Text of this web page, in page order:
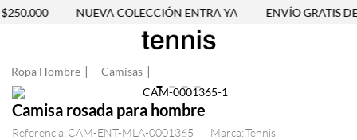
NUEVA COLECCIÓN ENTRA YA ENVÍO GRATIS
Ropa Hombre Camisas
Camisa rosada para hombre
Referencia: CAM-ENT-MLA-0001365 Tennis